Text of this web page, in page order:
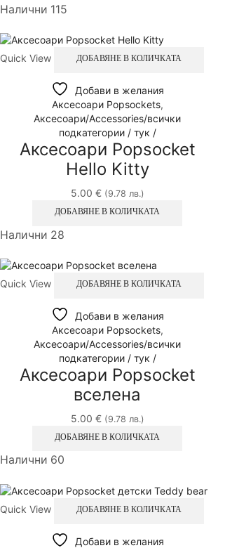
Налични 115
Quick View ДОБАВЯНЕ В КОЛИЧКАТА
Добави в желания
Аксесоари Popsockets,
Аксесоари/Accessories/всички
подкатегории / тук /
Аксесоари Popsocket
Hello Kitty
5.00 €(9.78 лв.)
ДОБАВЯНЕ В КОЛИЧКАТА
Налични 28
Quick View ДОБАВЯНЕ В КОЛИЧКАТА
Добави в желания
Аксесоари Popsockets,
Аксесоари/Accessories/всички
подкатегории / тук /
Аксесоари Popsocket
вселена
5.00 €(9.78 лв.)
ДОБАВЯНЕ В КОЛИЧКАТА
Налични 60
Quick View ДОБАВЯНЕ В КОЛИЧКАТА
Добави в желания